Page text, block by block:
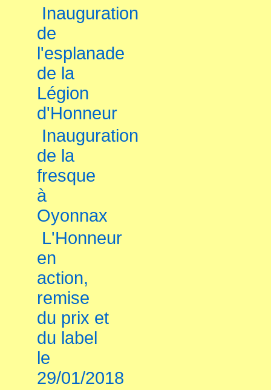
Inauguration
de
l'esplanade
de la
Légion
d'Honneur
Inauguration
de la
fresque
à
Oyonnax
L'Honneur
en
action,
remise
du prix et
du label
le
29/01/2018